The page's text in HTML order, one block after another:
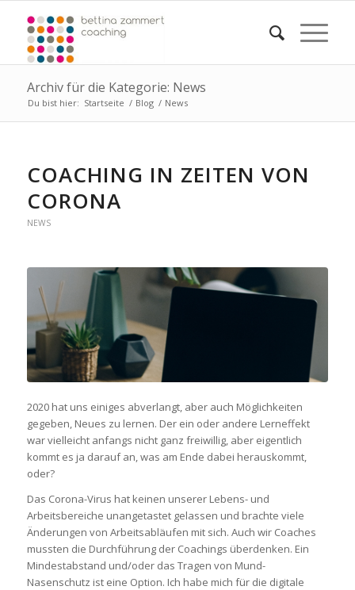
Archiv für die Kategorie: News
Du bist hier: Startseite / Blog / News
COACHING IN ZEITEN VON
CORONA
NEWS
2020 hat uns einiges abverlangt, aber auch Möglichkeiten
gegeben, Neues zu lernen. Der ein oder andere Lerneffekt
war vielleicht anfangs nicht ganz freiwillig, aber eigentlich
kommt es ja darauf an, was am Ende dabei herauskommt,
oder?
Das Corona-Virus hat keinen unserer Lebens- und
Arbeitsbereiche unangetastet gelassen und brachte viele
Änderungen von Arbeitsabläufen mit sich. Auch wir Coaches
mussten die Durchführung der Coachings überdenken. Ein
Mindestabstand und/oder das Tragen von Mund-
Nasenschutz ist eine Option. Ich habe mich für die digitale